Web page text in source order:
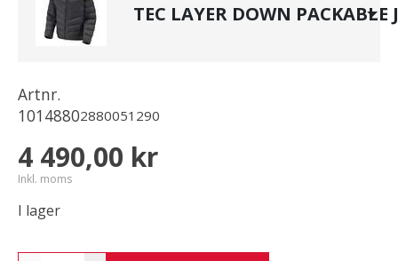
TEC LAYER DOWN PACKABLE
Artnr.
10148802880051290
4 490,00 kr
Inkl. moms
I lager